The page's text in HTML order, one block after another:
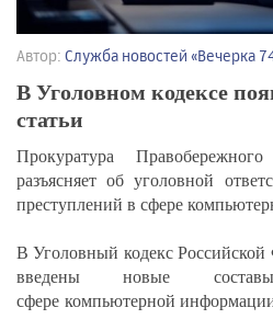
Автор: Служба новостей «Вечерка
В Уголовном кодексе
статьи
Прокуратура
разъясняет об уголовной
преступлений в сфере
В Уголовный кодекс
введены новые
сфере компьютерной